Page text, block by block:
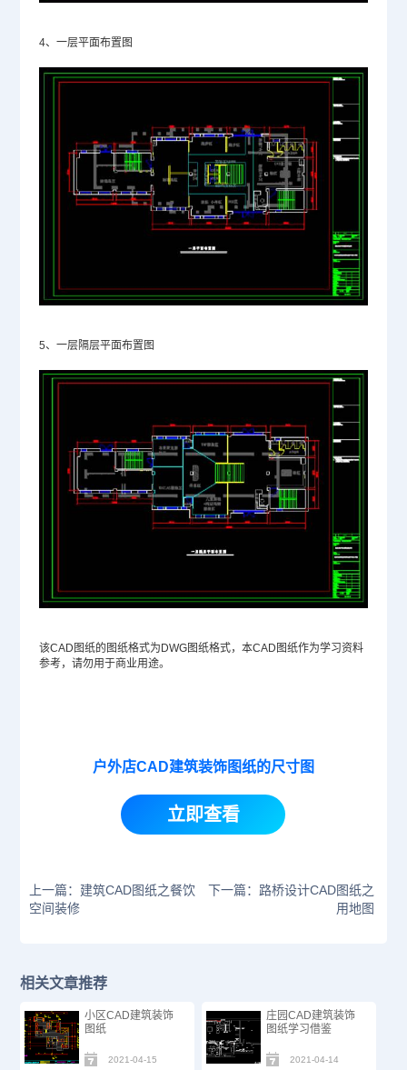
4、一层平面布置图
5、一层隔层平面布置图
该CAD图纸的图纸格式为 DWG图纸格式，本CAD图纸作为学习资料
参考，请勿用于商业用途。
户外店CAD建筑装饰图纸的尺寸图
立即查看
上一篇：建筑CAD图纸之餐饮
空间装修
下一篇：路桥设计CAD图纸之
用地图
相关文章推荐
小区CAD建筑装饰
图纸
2021-04-15
庄园CAD建筑装饰
图纸​学习借鉴
2021-04-14